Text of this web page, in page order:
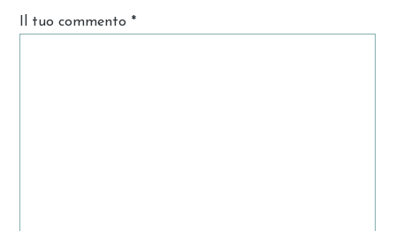
Il tuo commento *